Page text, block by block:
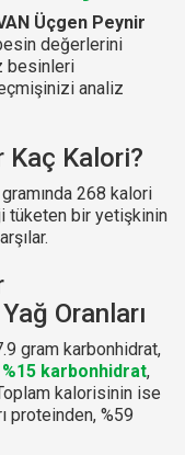
Üçgen Peynir
değerlerini
besinleri
analiz
Kaç Kalori?
268 kalori
tüketen bir yetişkinin
Oranları
gram karbonhidrat,
%15 karbonhidrat,
kalorisinin ise
proteinden, %59